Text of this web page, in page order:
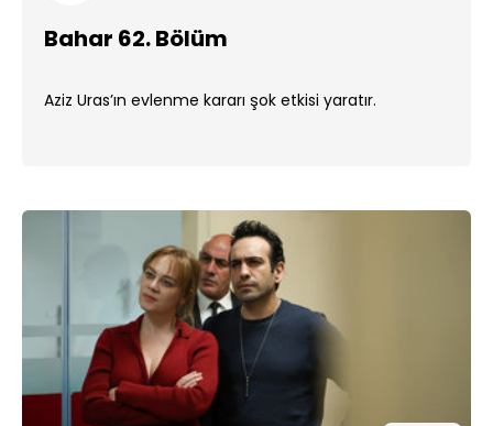
Bahar 62. Bölüm
Aziz Uras’ın evlenme kararı şok etkisi yaratır.